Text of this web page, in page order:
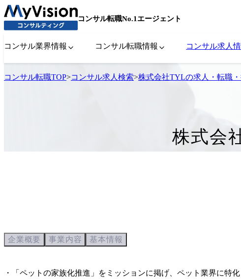
コンサル転職No.1エージェント
コンサル業界情報 コンサル転職情報 コンサル求人
コンサル転職TOP>コンサル求人検索>株式会社TYLの求人・転職
株式会
企業概要 事業内容 基本情報
・「ペットの家族化推進」をミッションに掲げ、ペット業界に特